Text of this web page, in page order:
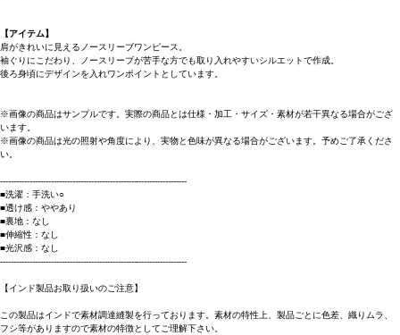
【アイテム】
肩がきれいに見えるノースリーブワンピース。
袖ぐりにこだわり、ノースリーブが苦手な方でも取り入れやすいシルエットで作成。
後ろ身頃にデザインを入れワンポイントとしています。
※画像の商品はサンプルです。実際の商品とは仕様・加工・サイズ・素材が若干異なる場合がござ
います。
※画像の商品は光の照射や角度により、実物と色味が異なる場合がございます。予めご了承くださ
い。
----------------------------------------------------------------------
■洗濯：手洗い○
■透け感：ややあり
■裏地：なし
■伸縮性：なし
■光沢感：なし
----------------------------------------------------------------------
【インド製品お取り扱いのご注意】
この製品はインドで素材調達縫製を行っております。素材の特性上、製品ごとに色差、織りムラ、
フシ等がありますので素材の特徴としてご理解下さい。